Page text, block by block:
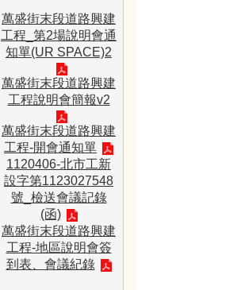
萬盛街末段道路興建
工程_第2場說明會通
知單(UR SPACE)2
萬盛街末段道路興建
工程說明會簡報v2
萬盛街末段道路興建
工程-開會通知單
1120406-北市工新
設字第1123027548
號_檢送會議記錄
(函)
萬盛街末段道路興建
工程-地區說明會簽
到表、會議紀錄